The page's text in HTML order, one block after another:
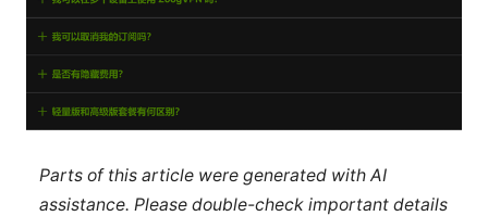
Parts of this article were generated with AI
assistance. Please double-check important details